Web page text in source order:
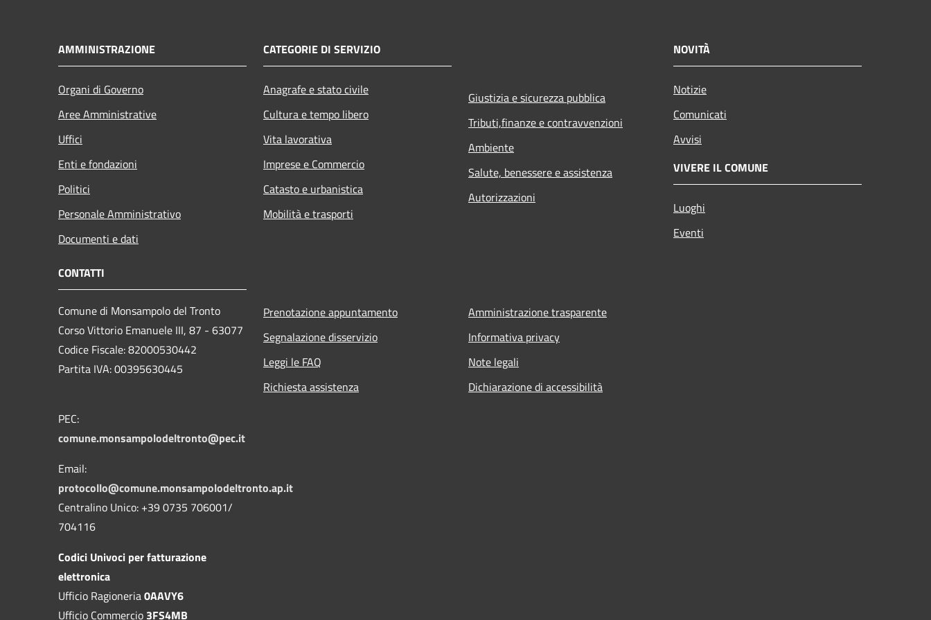
AMMINISTRAZIONE
Organi di Governo
Aree Amministrative
Uffici
Enti e fondazioni
Politici
Personale Amministrativo
Documenti e dati
CATEGORIE DI SERVIZIO
Anagrafe e stato civile
Cultura e tempo libero
Vita lavorativa
Imprese e Commercio
Catasto e urbanistica
Mobilità e trasporti
Giustizia e sicurezza pubblica
Tributi,finanze e contravvenzioni
Ambiente
Salute, benessere e assistenza
Autorizzazioni
NOVITÀ
Notizie
Comunicati
Avvisi
VIVERE IL COMUNE
Luoghi
Eventi
CONTATTI
Comune di Monsampolo del Tronto
Corso Vittorio Emanuele III, 87 - 63077
Codice Fiscale: 82000530442
Partita IVA: 00395630445
PEC:
comune.monsampolodeltronto@pec.it
Email:
protocollo@comune.monsampolodeltronto.ap.it
Centralino Unico: +39 0735 706001/
704116
Codici Univoci per fatturazione
elettronica
Ufficio Ragioneria0AAVY6
Ufficio Commercio 3FS4MB
Prenotazione appuntamento
Segnalazione disservizio
Leggi le FAQ
Richiesta assistenza
Amministrazione trasparente
Informativa privacy
Note legali
Dichiarazione di accessibilità